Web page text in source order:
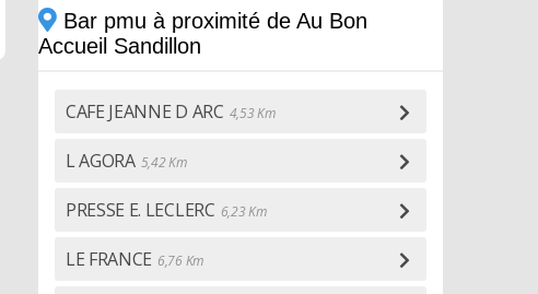
Bar pmu à proximité de Au Bon
Accueil Sandillon
CAFE JEANNE D ARC 4,53 Km
L AGORA 5,42 Km
PRESSE E. LECLERC 6,23 Km
LE FRANCE 6,76 Km